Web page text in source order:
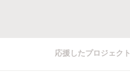
応援したプロジェクト